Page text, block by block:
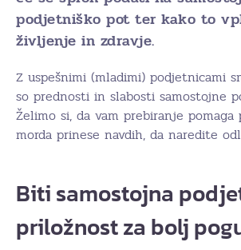
podjetniško pot ter kako to
življenje in zdravje.
Z uspešnimi (mladimi) podjetnicami
so prednosti in slabosti samostojne
Želimo si, da vam prebiranje
morda prinese navdih, da naredite
Biti samostojna
priložnost za bolj